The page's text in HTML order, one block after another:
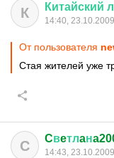
К Китайский
14:40, 23.10.2009
От пользователя
Стая жителей уже
C Cвeтлaн
14:43, 23.10.2009